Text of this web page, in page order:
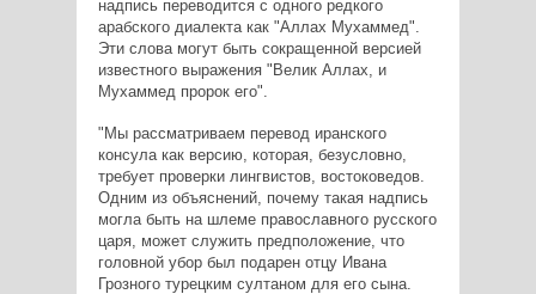
надпись переводится с одного редкого
арабского диалекта как "Аллах Мухаммед".
Эти слова могут быть сокращенной версией
известного выражения "Велик Аллах, и
Мухаммед пророк его".
"Мы рассматриваем перевод иранского
консула как версию, которая, безусловно,
требует проверки лингвистов, востоковедов.
Одним из объяснений, почему такая надпись
могла быть на шлеме православного русского
царя, может служить предположение, что
головной убор был подарен отцу Ивана
Грозного турецким султаном для его сына.